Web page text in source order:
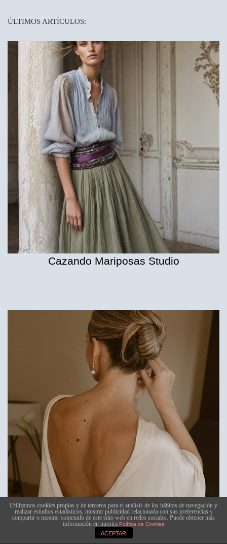
ÚLTIMOS ARTÍCULOS:
Cazando Mariposas Studio
La boda de Alba y Mateo en Mallorca
Utilizamos cookies propias y de terceros para el análisis de los hábitos de navegación y
realizar estudios estadísticos, mostrar publicidad relacionada con sus preferencias y
compartir o mostrar contenido de este sitio web en redes sociales. Puede obtener más
información en nuestra Política de Cookies
ACEPTAR